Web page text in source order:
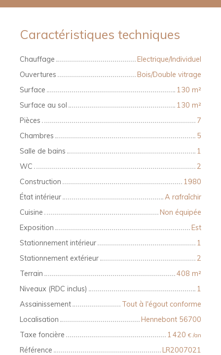
Caractéristiques techniques
Chauffage
Electrique/Individuel
Ouvertures
Bois/Double vitrage
Surface
130 m²
Surface au sol
130 m²
Pièces
7
Chambres
5
Salle de bains
1
WC
2
Construction
1980
État intérieur
A rafraîchir
Cuisine
Non équipée
Exposition
Est
Stationnement intérieur
1
Stationnement extérieur
2
Terrain
408 m²
Niveaux (RDC inclus)
1
Assainissement
Tout à l'égout conforme
Localisation
Hennebont 56700
Taxe foncière
1 420 € /an
Référence LR2007021